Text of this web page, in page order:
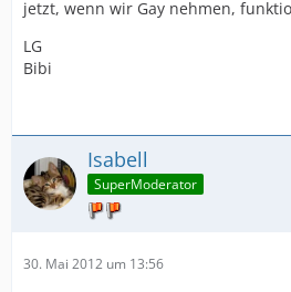
jetzt, wenn wir Gay nehmen,
LG
Bibi
Isabell
SuperModerator
30. Mai 2012 um 13:56